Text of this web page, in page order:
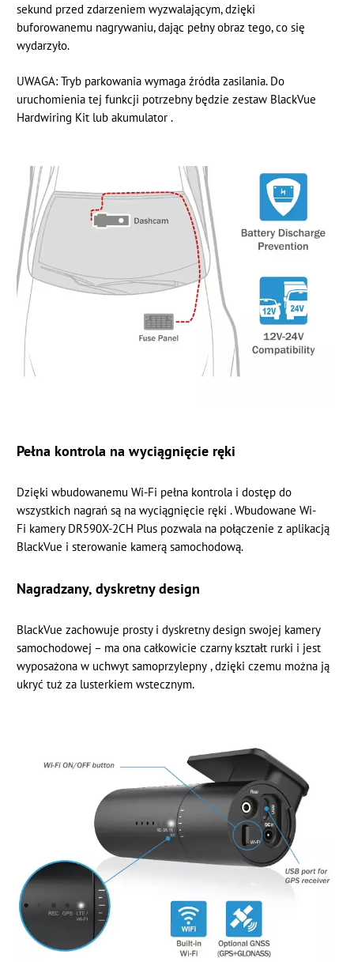
sekund przed zdarzeniem wyzwalającym, dzięki
buforowanemu nagrywaniu, dając pełny obraz tego, co się
wydarzyło.
UWAGA: Tryb parkowania wymaga źródła zasilania. Do
uruchomienia tej funkcji potrzebny będziezestaw BlackVue
Hardwiring Kit lubakumulator .
Pełna kontrola na wyciągnięcie ręki
Dzięki wbudowanemu Wi-Fi pełna kontrola i dostęp do
wszystkich nagrań są na wyciągnięcie ręki .Wbudowane Wi-
Fi kamery DR590X-2CH Plus pozwala na połączenie zaplikacją
BlackVue i sterowanie kamerą samochodową.
Nagradzany, dyskretny design
BlackVue zachowuje prosty i dyskretny design swojej kamery
samochodowej – ma ona całkowicieczarny kształt rurki i jest
wyposażona w uchwyt samoprzylepny , dzięki czemu można ją
ukryć tuż za lusterkiem wstecznym.